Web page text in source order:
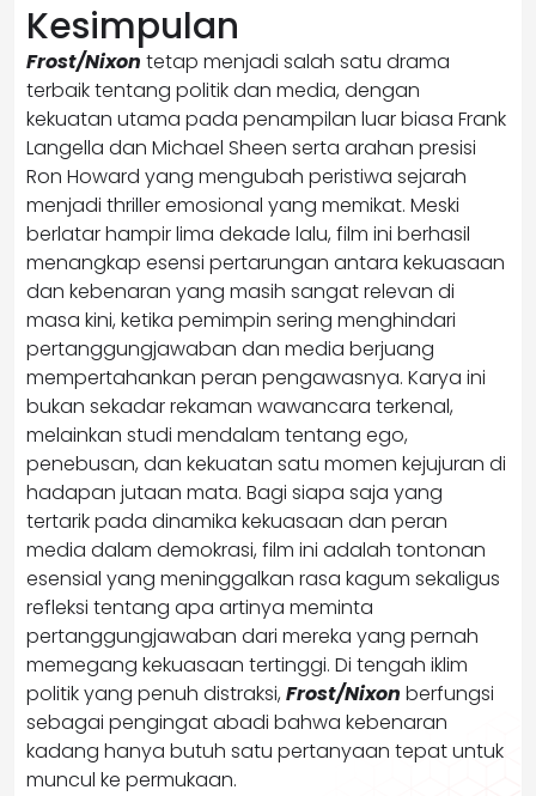
Kesimpulan
Frost/Nixon tetap menjadi salah satu drama
terbaik tentang politik dan media, dengan
kekuatan utama pada penampilan luar biasa Frank
Langella dan Michael Sheen serta arahan presisi
Ron Howard yang mengubah peristiwa sejarah
menjadi thriller emosional yang memikat. Meski
berlatar hampir lima dekade lalu, film ini berhasil
menangkap esensi pertarungan antara kekuasaan
dan kebenaran yang masih sangat relevan di
masa kini, ketika pemimpin sering menghindari
pertanggungjawaban dan media berjuang
mempertahankan peran pengawasnya. Karya ini
bukan sekadar rekaman wawancara terkenal,
melainkan studi mendalam tentang ego,
penebusan, dan kekuatan satu momen kejujuran di
hadapan jutaan mata. Bagi siapa saja yang
tertarik pada dinamika kekuasaan dan peran
media dalam demokrasi, film ini adalah tontonan
esensial yang meninggalkan rasa kagum sekaligus
refleksi tentang apa artinya meminta
pertanggungjawaban dari mereka yang pernah
memegang kekuasaan tertinggi. Di tengah iklim
politik yang penuh distraksi, Frost/Nixon berfungsi
sebagai pengingat abadi bahwa kebenaran
kadang hanya butuh satu pertanyaan tepat untuk
muncul ke permukaan.